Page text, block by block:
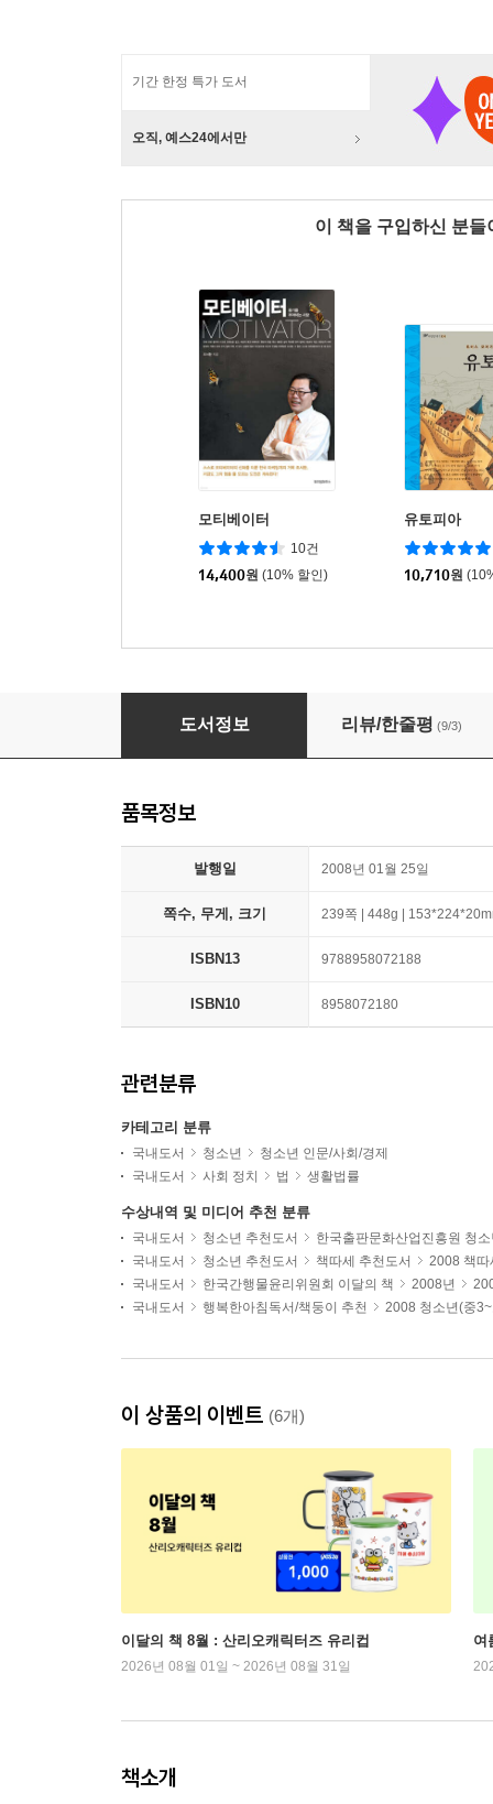
기간 한정 특가 도서
오직, 예스24에서만
이 책을 구입하신 분
모티베이터
10건
14,400원 (10% 할인)
유토피아
10,710원
나의 권리를 말한다
도서정보 리뷰/한줄평 (9/3)
품목정보
발행일 2008년 01월 25일
쪽수, 무게, 크기 239쪽 | 448g |
ISBN13 9788958072188
ISBN10 8958072180
관련분류
카테고리 분류
국내도서 청소년
청소년 인문/사회/경제
국내도서
사회 정치 법 생활법률
수상내역 및 미디어 추천 분류
국내도서 청소년 추천도서
한국출판문화산업진흥원 청
국내도서
청소년 추천도서 책따세 추천도서
2008 책따
국내도서
한국간행물윤리위원회 이달의 책 2008년
국내도서
행복한아침독서/책둥이 추천 2008 청소년(중
이 상품의 이벤트 (6개)
이달의 책 8월 : 산리오캐릭터즈 유리컵
2026년 08월 01일 ~ 2026년 08월 31일
여
책소개